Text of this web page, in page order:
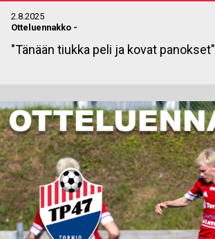
2.8.2025
Otteluennakko -
"Tänään tiukka peli ja kovat panokset"